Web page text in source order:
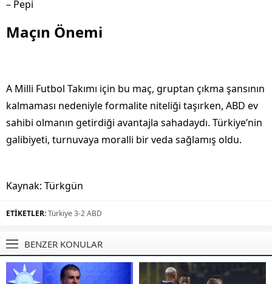
– Pepi
Maçın Önemi
A Milli Futbol Takımı için bu maç, gruptan çıkma şansının
kalmaması nedeniyle formalite niteliği taşırken, ABD ev
sahibi olmanın getirdiği avantajla sahadaydı. Türkiye’nin
galibiyeti, turnuvaya moralli bir veda sağlamış oldu.
Kaynak: Türkgün
ETİKETLER:Türkiye 3-2 ABD
BENZER KONULAR